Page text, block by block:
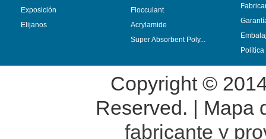
Exposición
Elijanos
Flocculant
Acrylamide
Super Absorbent Poly...
Copyright ©
Reserved. | Mapa
fabricante y